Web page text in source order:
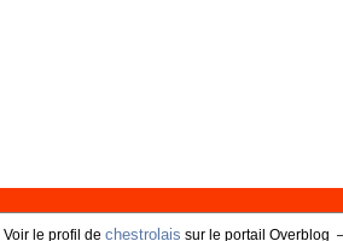
Voir le profil de chestrolais sur le portail Overblog